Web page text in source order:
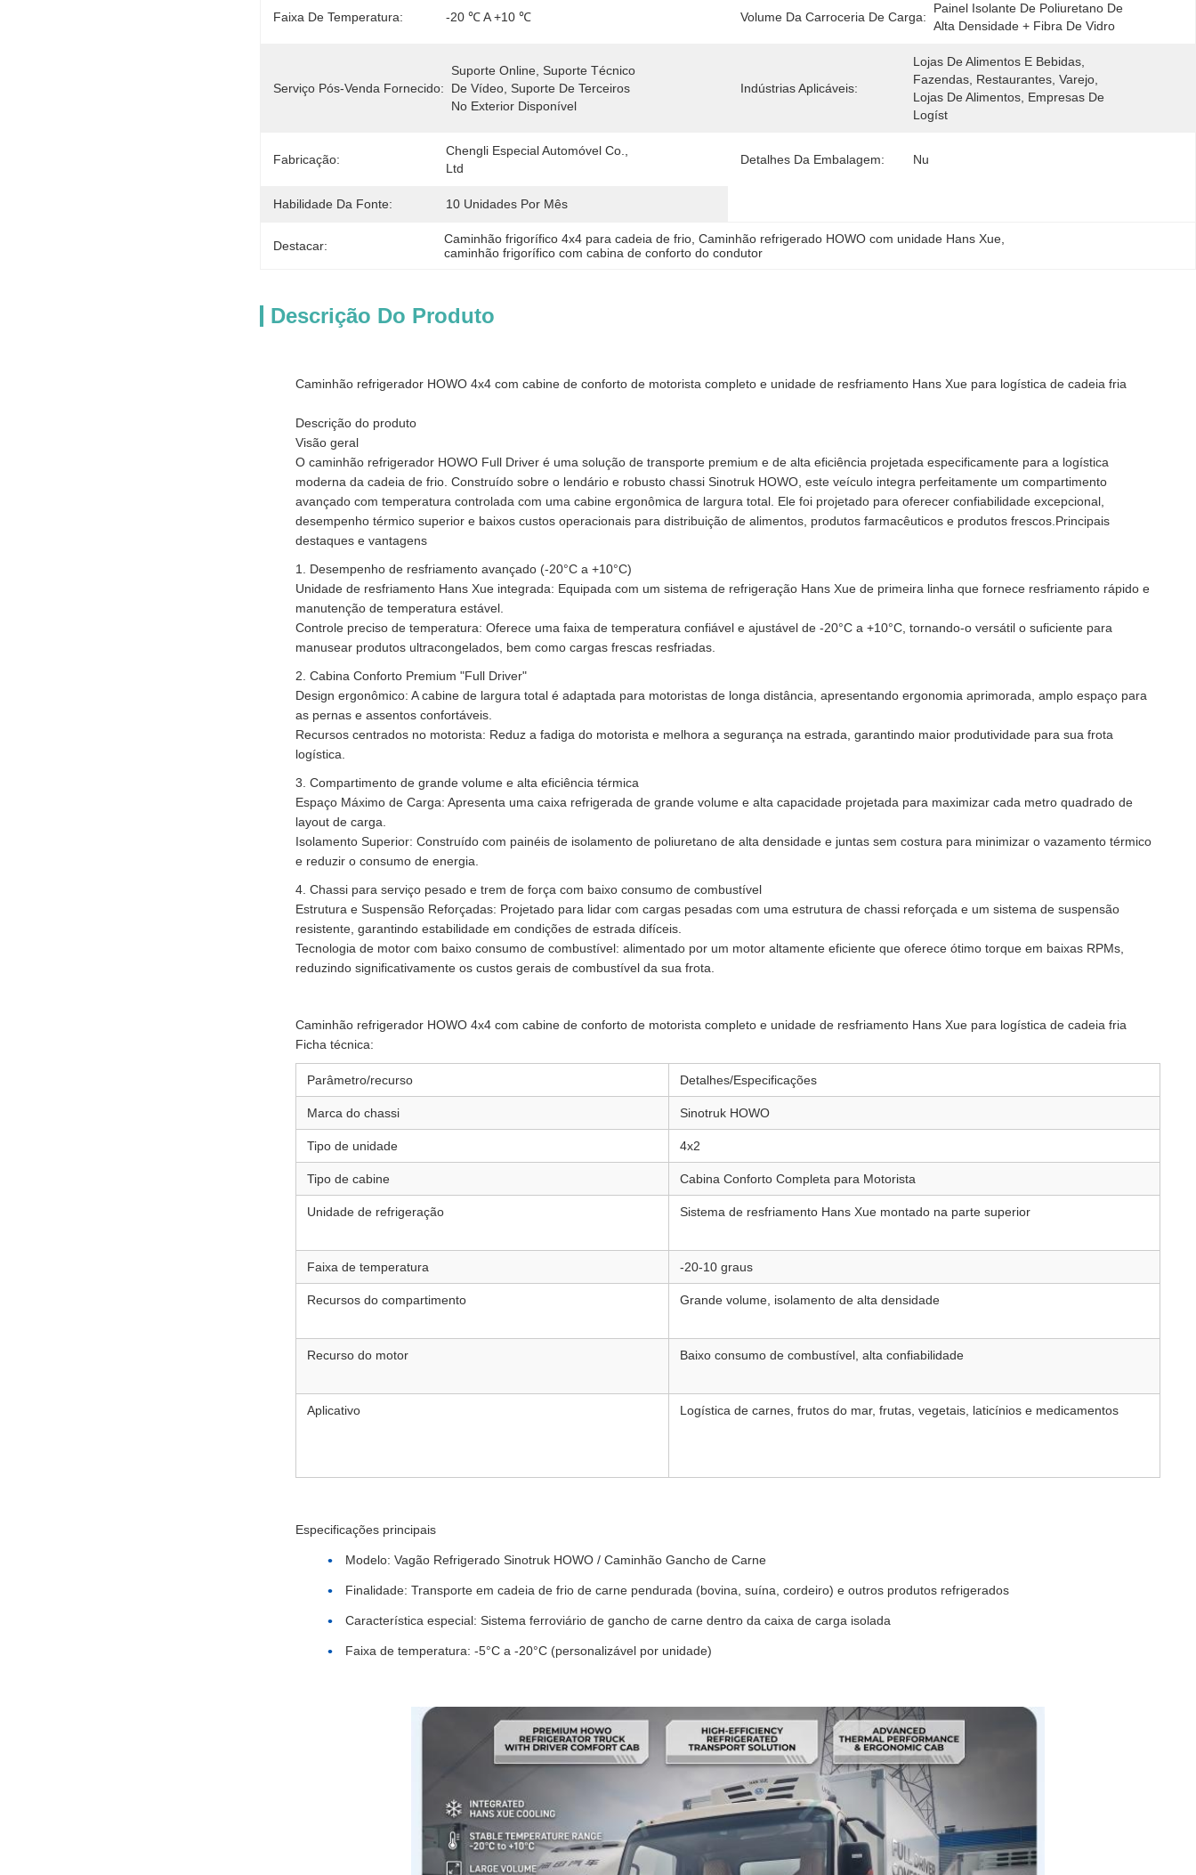
Faixa De Temperatura: -20 ℃ A +10 ℃ Volume Da Carroceria De Carga:
Painel Isolante De Poliuretano De
Alta Densidade + Fibra De Vidro
Serviço Pós-Venda Fornecido:
Suporte Online, Suporte Técnico
De Vídeo, Suporte De Terceiros
No Exterior Disponível
Indústrias Aplicáveis:
Lojas De Alimentos E Bebidas,
Fazendas, Restaurantes, Varejo,
Lojas De Alimentos, Empresas De
Logíst
Fabricação:
Chengli Especial Automóvel Co.,
Ltd
Detalhes Da Embalagem: Nu
Habilidade Da Fonte: 10 Unidades Por Mês
Destacar: Caminhão frigorífico 4x4 para cadeia de frio Caminhão refrigerado HOWO com unidade Hans Xue
caminhão frigorífico com cabina de conforto do condutor
Descrição Do Produto
Caminhão refrigerador HOWO 4x4 com cabine de conforto de motorista completo e unidade de resfriamento Hans Xue para logística de cadeia fria
Descrição do produto
Visão geral
O caminhão refrigerador HOWO Full Driver é uma solução de transporte premium e de alta eficiência projetada especificamente para a logística
moderna da cadeia de frio. Construído sobre o lendário e robusto chassi Sinotruk HOWO, este veículo integra perfeitamente um compartimento
avançado com temperatura controlada com uma cabine ergonômica de largura total. Ele foi projetado para oferecer confiabilidade excepcional,
desempenho térmico superior e baixos custos operacionais para distribuição de alimentos, produtos farmacêuticos e produtos frescos.Principais
destaques e vantagens
1. Desempenho de resfriamento avançado (-20°C a +10°C)
Unidade de resfriamento Hans Xue integrada: Equipada com um sistema de refrigeração Hans Xue de primeira linha que fornece resfriamento rápido e
manutenção de temperatura estável.
Controle preciso de temperatura: Oferece uma faixa de temperatura confiável e ajustável de -20°C a +10°C, tornando-o versátil o suficiente para
manusear produtos ultracongelados, bem como cargas frescas resfriadas.
2. Cabina Conforto Premium "Full Driver"
Design ergonômico: A cabine de largura total é adaptada para motoristas de longa distância, apresentando ergonomia aprimorada, amplo espaço para
as pernas e assentos confortáveis.
Recursos centrados no motorista: Reduz a fadiga do motorista e melhora a segurança na estrada, garantindo maior produtividade para sua frota
logística.
3. Compartimento de grande volume e alta eficiência térmica
Espaço Máximo de Carga: Apresenta uma caixa refrigerada de grande volume e alta capacidade projetada para maximizar cada metro quadrado de
layout de carga.
Isolamento Superior: Construído com painéis de isolamento de poliuretano de alta densidade e juntas sem costura para minimizar o vazamento térmico
e reduzir o consumo de energia.
4. Chassi para serviço pesado e trem de força com baixo consumo de combustível
Estrutura e Suspensão Reforçadas: Projetado para lidar com cargas pesadas com uma estrutura de chassi reforçada e um sistema de suspensão
resistente, garantindo estabilidade em condições de estrada difíceis.
Tecnologia de motor com baixo consumo de combustível: alimentado por um motor altamente eficiente que oferece ótimo torque em baixas RPMs,
reduzindo significativamente os custos gerais de combustível da sua frota.
Caminhão refrigerador HOWO 4x4 com cabine de conforto de motorista completo e unidade de resfriamento Hans Xue para logística de cadeia fria
Ficha técnica:
Parâmetro/recurso Detalhes/Especificações
Marca do chassi Sinotruk HOWO
Tipo de unidade 4x2
Tipo de cabine Cabina Conforto Completa para Motorista
Unidade de refrigeração Sistema de resfriamento Hans Xue montado na parte superior
Faixa de temperatura -20-10 graus
Recursos do compartimento Grande volume, isolamento de alta densidade
Recurso do motor Baixo consumo de combustível, alta confiabilidade
Aplicativo Logística de carnes, frutos do mar, frutas, vegetais, laticínios e medicamentos
Especificações principais
Modelo: Vagão Refrigerado Sinotruk HOWO / Caminhão Gancho de Carne
Finalidade: Transporte em cadeia de frio de carne pendurada (bovina, suína, cordeiro) e outros produtos refrigerados
Característica especial: Sistema ferroviário de gancho de carne dentro da caixa de carga isolada
Faixa de temperatura: -5°C a -20°C (personalizável por unidade)